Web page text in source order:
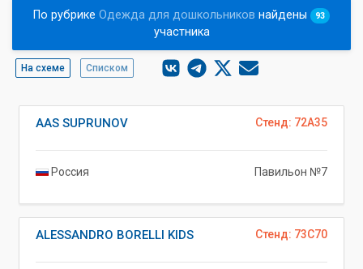
По рубрике Одежда для дошкольников найдены 93
участника
На схеме Списком
Стенд: 72A35
AAS SUPRUNOV
Россия Павильон №7
Стенд: 73C70
ALESSANDRO BORELLI KIDS